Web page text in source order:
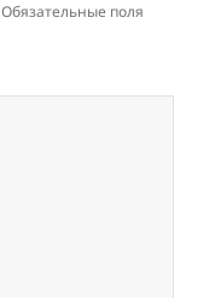
Обязательные поля